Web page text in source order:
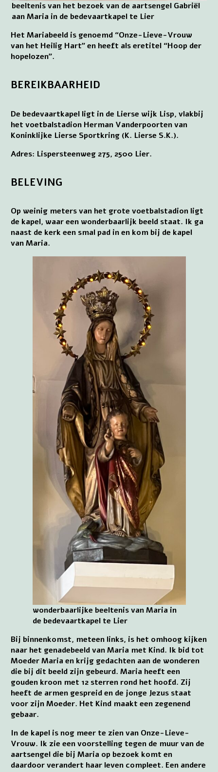
beeltenis van het bezoek van de aartsengel Gabriël
aan Maria in de bedevaartkapel te Lier
Het Mariabeeld is genoemd “Onze-Lieve-Vrouw
van het Heilig Hart” en heeft als eretitel “Hoop der
hopelozen”.
BEREIKBAARHEID
De bedevaartkapel ligt in de Lierse wijk Lisp, vlakbij
het voetbalstadion Herman Vanderpoorten van
Koninklijke Lierse Sportkring (K. Lierse S.K.).
Adres: Lispersteenweg 275, 2500 Lier.
BELEVING
Op weinig meters van het grote voetbalstadion ligt
de kapel, waar een wonderbaarlijk beeld staat. Ik ga
naast de kerk een smal pad in en kom bij de kapel
van Maria.
wonderbaarlijke beeltenis van Maria in
de bedevaartkapel te Lier
Bij binnenkomst, meteen links, is het omhoog kijken
naar het genadebeeld van Maria met Kind. Ik bid tot
Moeder Maria en krijg gedachten aan de wonderen
die bij dit beeld zijn gebeurd. Maria heeft een
gouden kroon met 12 sterren rond het hoofd. Zij
heeft de armen gespreid en de jonge Jezus staat
voor zijn Moeder. Het Kind maakt een zegenend
gebaar.
In de kapel is nog meer te zien van Onze-Lieve-
Vrouw. Ik zie een voorstelling tegen de muur van de
aartsengel die bij Maria op bezoek komt en
daardoor verandert haar leven compleet. Een andere